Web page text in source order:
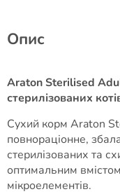
Опис
Araton Sterilised
стерилізованих
Сухий корм Araton
повнораціонне,
стерилізованих та
оптимальним вмістом
мікроелементів.